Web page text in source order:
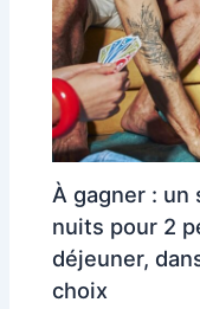
À gagner : un
nuits pour 2
déjeuner,
choix